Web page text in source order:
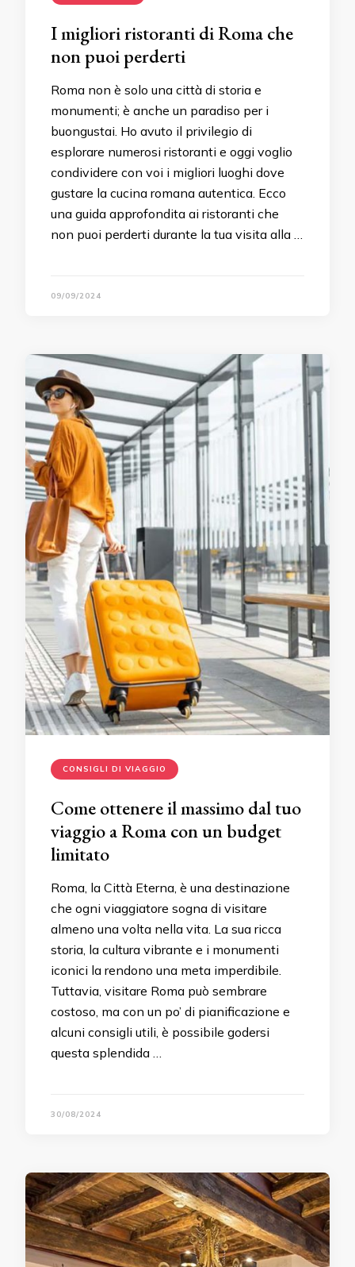
I migliori ristoranti di Roma che
non puoi perderti
Roma non è solo una città di storia e
monumenti; è anche un paradiso per i
buongustai. Ho avuto il privilegio di
esplorare numerosi ristoranti e oggi voglio
condividere con voi i migliori luoghi dove
gustare la cucina romana autentica. Ecco
una guida approfondita ai ristoranti che
non puoi perderti durante la tua visita alla …
09/09/2024
CONSIGLI DI VIAGGIO
Come ottenere il massimo dal tuo
viaggio a Roma con un budget
limitato
Roma, la Città Eterna, è una destinazione
che ogni viaggiatore sogna di visitare
almeno una volta nella vita. La sua ricca
storia, la cultura vibrante e i monumenti
iconici la rendono una meta imperdibile.
Tuttavia, visitare Roma può sembrare
costoso, ma con un po’ di pianificazione e
alcuni consigli utili, è possibile godersi
questa splendida …
30/08/2024